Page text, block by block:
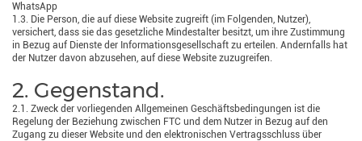
WhatsApp
1.3. Die Person, die auf diese Website zugreift (im Folgenden, Nutzer),
versichert, dass sie das gesetzliche Mindestalter besitzt, um ihre Zustimmung
in Bezug auf Dienste der Informationsgesellschaft zu erteilen. Andernfalls hat
der Nutzer davon abzusehen, auf diese Website zuzugreifen.
2. Gegenstand.
2.1. Zweck der vorliegenden Allgemeinen Geschäftsbedingungen ist die
Regelung der Beziehung zwischen FTC und dem Nutzer in Bezug auf den
Zugang zu dieser Website und den elektronischen Vertragsschluss über